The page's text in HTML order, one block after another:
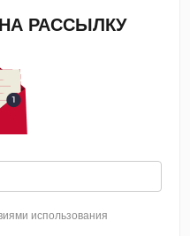
РАССЫЛКУ
использования